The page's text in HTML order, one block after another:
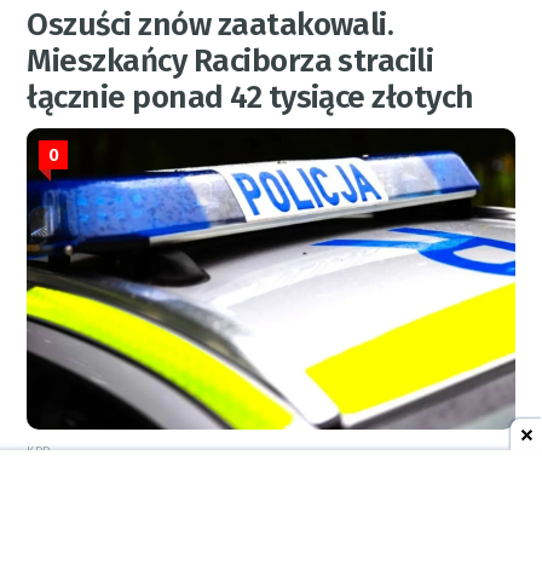
Oszuści znów zaatakowali.
Mieszkańcy Raciborza stracili
łącznie ponad 42 tysiące złotych
0
KPP